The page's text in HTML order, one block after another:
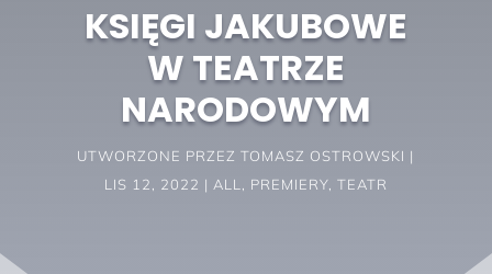
KSIĘGI JAKUBOWE
W TEATRZE
NARODOWYM
UTWORZONE PRZEZTOMASZ OSTROWSKI
LIS 12, 2022
ALL PREMIERY, TEATR